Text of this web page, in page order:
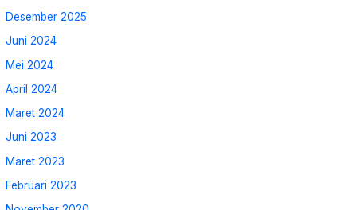
Desember 2025
Juni 2024
Mei 2024
April 2024
Maret 2024
Juni 2023
Maret 2023
Februari 2023